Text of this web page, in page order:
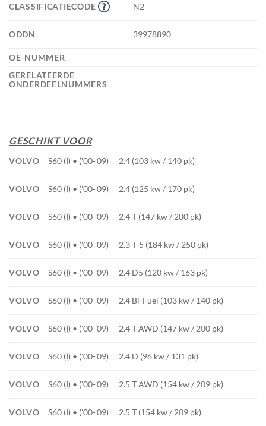
CLASSIFICATIECODE N2
ODDN 39978890
OE-NUMMER
GERELATEERDE
ONDERDEELNUMMERS
GESCHIKT VOOR
VOLVO S60 (I) • ('00-'09) 2.4 (103 kw / 140 pk)
VOLVO S60 (I) • ('00-'09) 2.4 (125 kw / 170 pk)
VOLVO S60 (I) • ('00-'09) 2.4 T (147 kw / 200 pk)
VOLVO S60 (I) • ('00-'09) 2.3 T-5 (184 kw / 250 pk)
VOLVO S60 (I) • ('00-'09) 2.4 D5 (120 kw / 163 pk)
VOLVO S60 (I) • ('00-'09) 2.4 Bi-Fuel (103 kw / 140 pk)
VOLVO S60 (I) • ('00-'09) 2.4 T AWD (147 kw / 200 pk)
VOLVO S60 (I) • ('00-'09) 2.4 D (96 kw / 131 pk)
VOLVO S60 (I) • ('00-'09) 2.5 T AWD (154 kw / 209 pk)
VOLVO S60 (I) • ('00-'09) 2.5 T (154 kw / 209 pk)